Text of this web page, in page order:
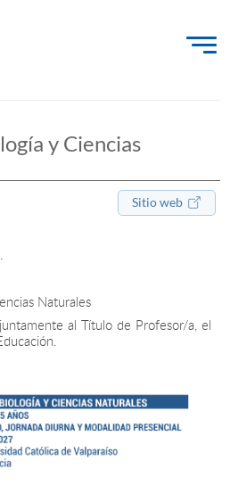
e Innovación
y Ciencias
Sitio web
Naturales
al Título de Profesor/a, el